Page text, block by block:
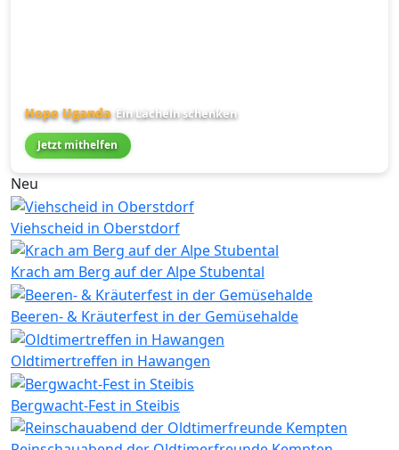
Hope Uganda Ein Lächeln schenken
Jetzt mithelfen
Neu
Viehscheid in Oberstdorf
Krach am Berg auf der Alpe Stubental
Beeren- & Kräuterfest in der Gemüsehalde
Oldtimertreffen in Hawangen
Bergwacht-Fest in Steibis